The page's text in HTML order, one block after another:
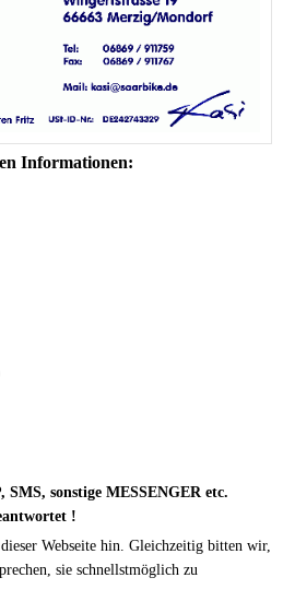
Informationen:
sonstige MESSENGER etc.
!
Webseite hin. Gleichzeitig bitten wir,
sie schnellstmöglich zu